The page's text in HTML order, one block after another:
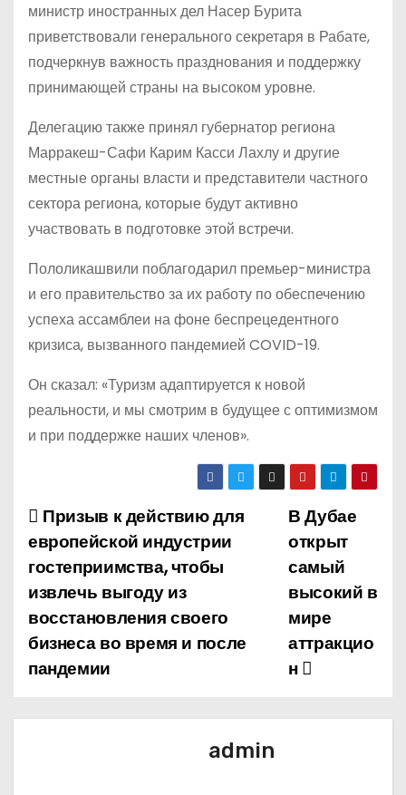
министр иностранных дел Насер Бурита
приветствовали генерального секретаря в Рабате,
подчеркнув важность празднования и поддержку
принимающей страны на высоком уровне.
Делегацию также принял губернатор региона
Марракеш-Сафи Карим Касси Лахлу и другие
местные органы власти и представители частного
сектора региона, которые будут активно
участвовать в подготовке этой встречи.
Пололикашвили поблагодарил премьер-министра
и его правительство за их работу по обеспечению
успеха ассамблеи на фоне беспрецедентного
кризиса, вызванного пандемией COVID-19.
Он сказал: «Туризм адаптируется к новой
реальности, и мы смотрим в будущее с оптимизмом
и при поддержке наших членов».
Н
а
в
и
г
а
В Дубае
открыт
самый
высокий в
мире
аттракцио
н
Призыв к действию для
европейской индустрии
гостеприимства, чтобы
извлечь выгоду из
восстановления своего
бизнеса во время и после
пандемии
admin